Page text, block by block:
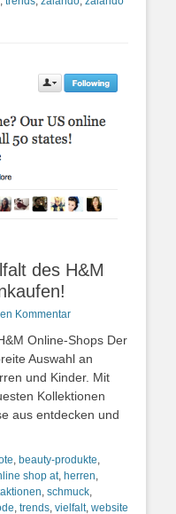
des H&M
Kommentar
Online-Shops Der
Auswahl an
und Kinder. Mit
Kollektionen
aus entdecken und
, beauty-produkte,
shop at, herren,
, schmuck,
, trends, vielfalt, website